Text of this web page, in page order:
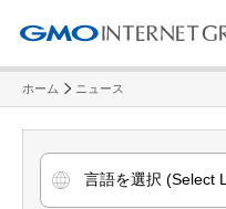
ホーム ニュース